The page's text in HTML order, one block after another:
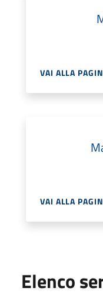
VAI ALLA
VAI ALLA
Elenco